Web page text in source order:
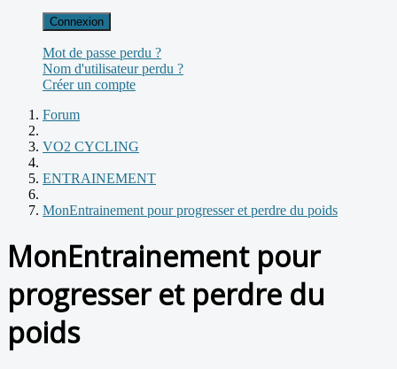
Connexion
Mot de passe perdu ?
Nom d'utilisateur perdu ?
Créer un compte
Forum
VO2 CYCLING
ENTRAINEMENT
MonEntrainement pour progresser et perdre du poids
MonEntrainement pour
progresser et perdre du
poids